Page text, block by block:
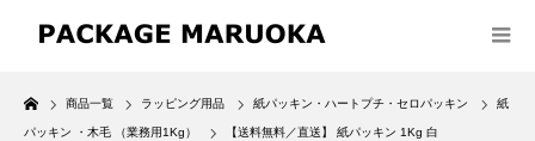
Home
商品一覧 ラッピング用品 紙パッキン・ハートプチ・セロパッキン 紙
パッキン ・木毛 （業務用1Kg） 【送料無料／直送】 紙パッキン 1Kg 白